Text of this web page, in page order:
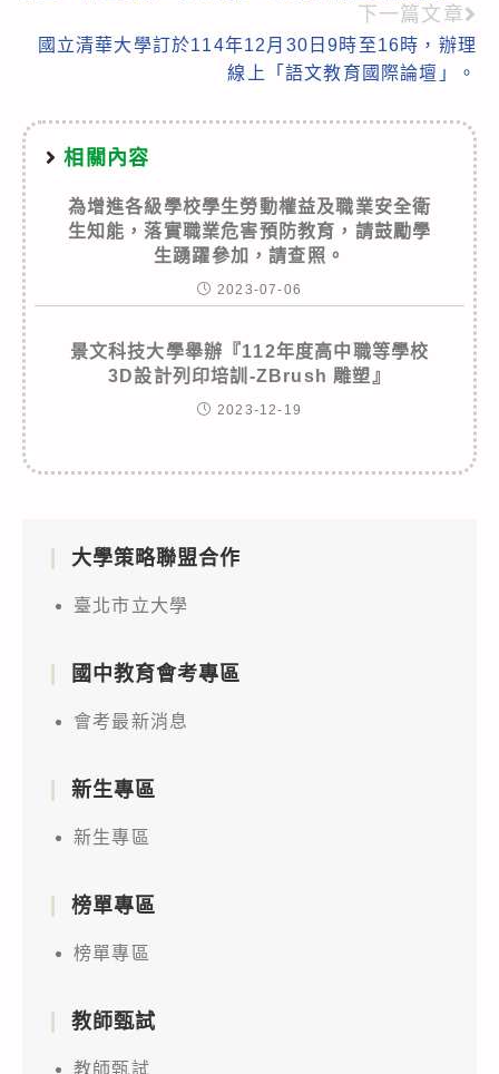
下一篇文章
國立清華大學訂於114年12月30日9時至16時，辦理
線上「語文教育國際論壇」。
相關內容
為增進各級學校學生勞動權益及職業安全衛
生知能，落實職業危害預防教育，請鼓勵學
生踴躍參加，請查照。
2023-07-06
景文科技大學舉辦『112年度高中職等學校
3D設計列印培訓-ZBrush 雕塑』
2023-12-19
大學策略聯盟合作
臺北市立大學
國中教育會考專區
會考最新消息
新生專區
新生專區
榜單專區
榜單專區
教師甄試
教師甄試